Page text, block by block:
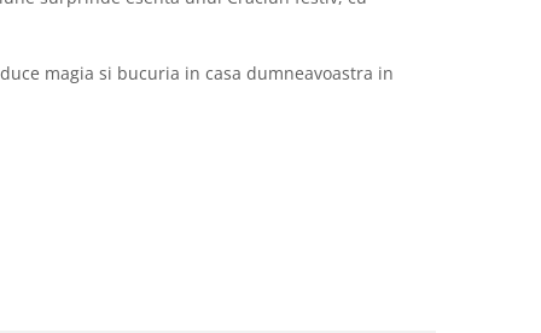
magia si bucuria in casa dumneavoastra in